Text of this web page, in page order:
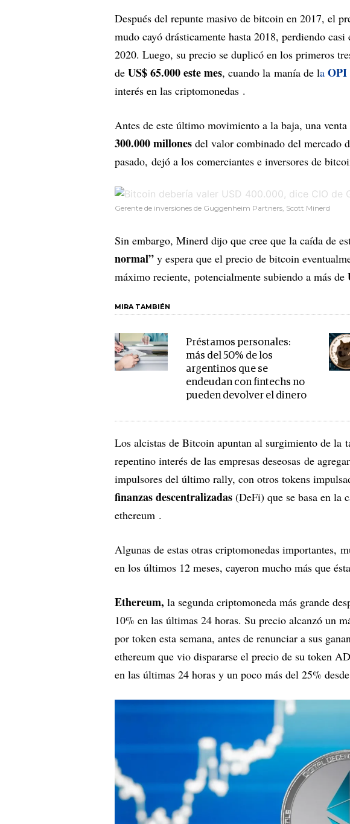
Después del repunte masivo de bitcoin en 2017, el
mudo cayó drásticamente hasta 2018, perdiendo
2020. Luego, su precio se duplicó en los primeros
de US$ 65.000 este mes, cuando la manía de la OPI
interés en las criptomonedas .
Antes de este último movimiento a la baja, una
300.000 millones del valor combinado del mercado
pasado, dejó a los comerciantes e inversores de
Gerente de inversiones de Guggenheim Partners, Scott Minerd
Sin embargo, Minerd dijo que cree que la caída de
normal” y espera que el precio de bitcoin
máximo reciente, potencialmente subiendo a más de
MIRA TAMBIÉN
Préstamos personales:
más del 50% de los
argentinos que se
endeudan con fintechs no
pueden devolver el dinero
Los alcistas de Bitcoin apuntan al surgimiento de la
repentino interés de las empresas deseosas de
impulsores del último rally, con otros tokens
finanzas descentralizadas (DeFi) que se basa en la
ethereum .
Algunas de estas otras criptomonedas importantes,
en los últimos 12 meses, cayeron mucho más que
Ethereum, la segunda criptomoneda más grande
10% en las últimas 24 horas. Su precio alcanzó un
por token esta semana, antes de renunciar a sus
ethereum que vio dispararse el precio de su token
en las últimas 24 horas y un poco más del 25%